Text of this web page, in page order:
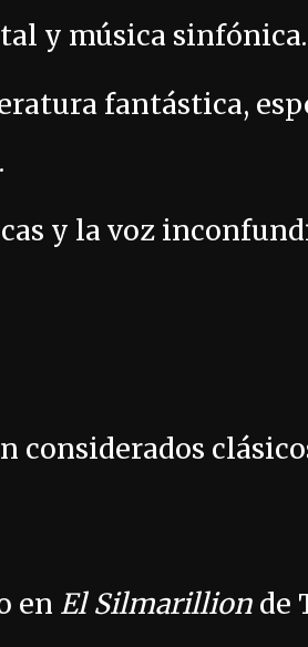
y música sinfónica.
fantástica,
y la voz
considerados
en El Silmarillion de